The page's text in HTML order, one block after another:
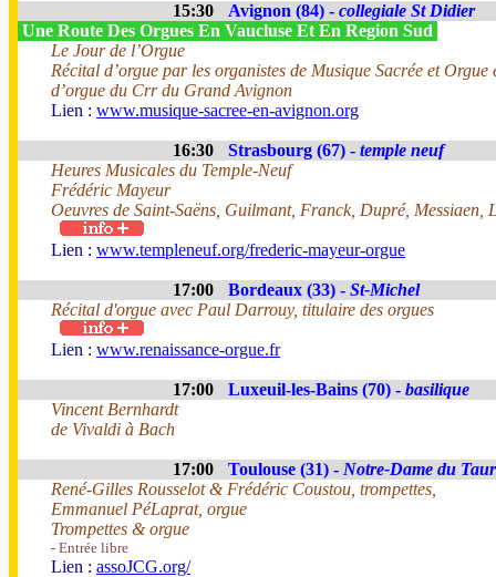
15:30 Avignon (84) - collegiale St Didier
Une Route Des Orgues En Vaucluse Et En Region Sud
Le Jour de l’Orgue
Récital d’orgue par les organistes de Musique Sacrée et Orgue
d’orgue du Crr du Grand Avignon
Lien : www.musique-sacree-en-avignon.org
16:30 Strasbourg (67) - temple neuf
Heures Musicales du Temple-Neuf
Frédéric Mayeur
Oeuvres de Saint-Saëns, Guilmant, Franck, Dupré, Messiaen,
Lien : www.templeneuf.org/frederic-mayeur-orgue
17:00 Bordeaux (33) - St-Michel
Récital d'orgue avec Paul Darrouy, titulaire des orgues
Lien : www.renaissance-orgue.fr
17:00 Luxeuil-les-Bains (70) - basilique
Vincent Bernhardt
de Vivaldi à Bach
17:00 Toulouse (31) - Notre-Dame du Taur
René-Gilles Rousselot & Frédéric Coustou, trompettes,
Emmanuel PéLaprat, orgue
Trompettes & orgue
- Entrée libre
Lien : assoJCG.org/